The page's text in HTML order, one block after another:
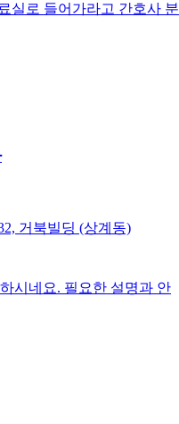
실로 들어가라고 간호사 분
거북빌딩 (상계동)
시네요. 필요한 설명과 안